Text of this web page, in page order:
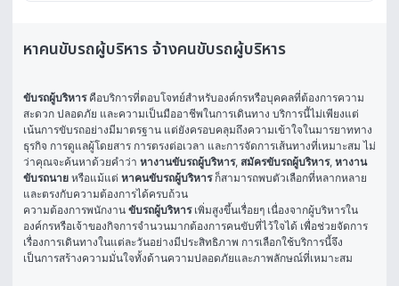
หาคนขับรถผู้บริหาร จ้างคนขับรถผู้บริหาร
ขับรถผู้บริหาร คือบริการที่ตอบโจทย์สำหรับองค์กรหรือบุคคลที่ต้องการความ
สะดวก ปลอดภัย และความเป็นมืออาชีพในการเดินทาง บริการนี้ไม่เพียงแต่
เน้นการขับรถอย่างมีมาตรฐาน แต่ยังครอบคลุมถึงความเข้าใจในมารยาททาง
ธุรกิจ การดูแลผู้โดยสาร การตรงต่อเวลา และการจัดการเส้นทางที่เหมาะสม ไม่
ว่าคุณจะค้นหาด้วยคำว่า หางานขับรถผู้บริหาร, สมัครขับรถผู้บริหาร, หางาน
ขับรถนาย หรือแม้แต่ หาคนขับรถผู้บริหาร ก็สามารถพบตัวเลือกที่หลากหลาย
และตรงกับความต้องการได้ครบถ้วน
ความต้องการพนักงาน ขับรถผู้บริหาร เพิ่มสูงขึ้นเรื่อยๆ เนื่องจากผู้บริหารใน
องค์กรหรือเจ้าของกิจการจำนวนมากต้องการคนขับที่ไว้ใจได้ เพื่อช่วยจัดการ
เรื่องการเดินทางในแต่ละวันอย่างมีประสิทธิภาพ การเลือกใช้บริการนี้จึง
เป็นการสร้างความมั่นใจทั้งด้านความปลอดภัยและภาพลักษณ์ที่เหมาะสม